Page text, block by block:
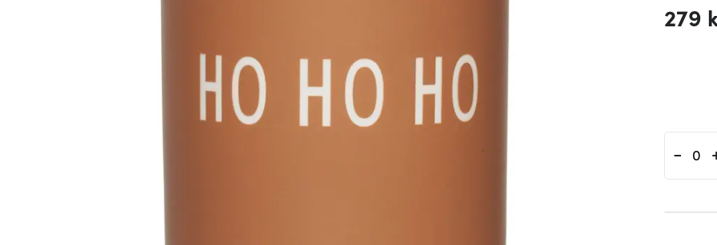
279
-